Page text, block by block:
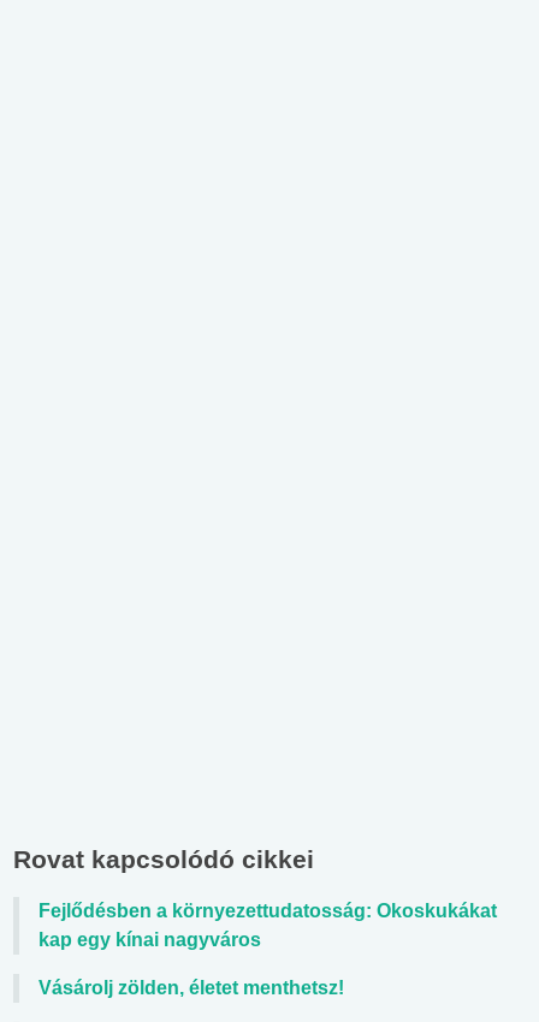
Rovat kapcsolódó cikkei
Fejlődésben a környezettudatosság: Okoskukákat
kap egy kínai nagyváros
Vásárolj zölden, életet menthetsz!